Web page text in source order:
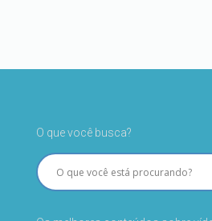
O que você busca?